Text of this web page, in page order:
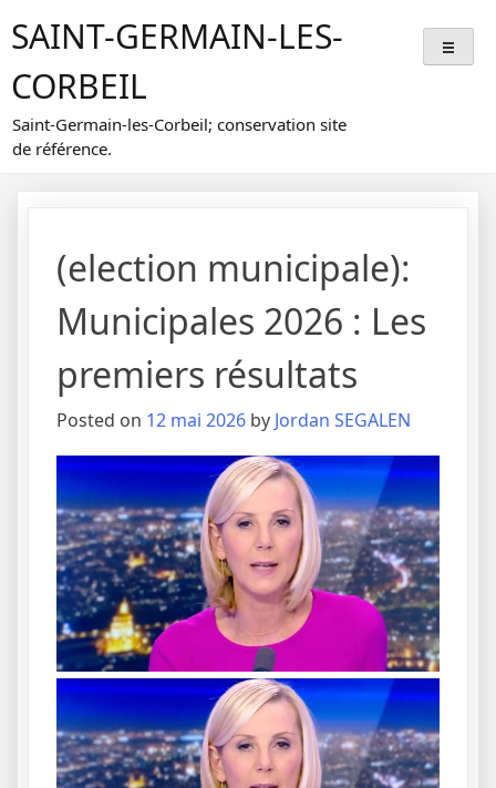
toSAINT-GERMAIN-LES-
CORBEIL
Saint-Germain-les-Corbeil; conservation site
de référence.
(election municipale):
Municipales 2026 : Les
premiers résultats
Posted on 12 mai 2026 by Jordan SEGALEN